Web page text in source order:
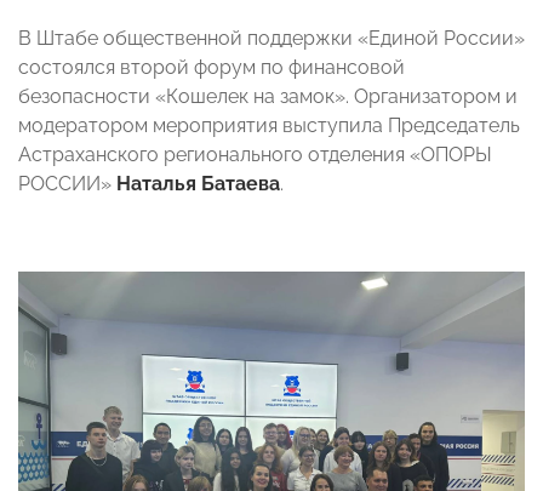
В Штабе общественной поддержки «Единой России»
состоялся второй форум по финансовой
безопасности «Кошелек на замок». Организатором и
модератором мероприятия выступила Председатель
Астраханского регионального отделения «ОПОРЫ
РОССИИ» Наталья Батаева.